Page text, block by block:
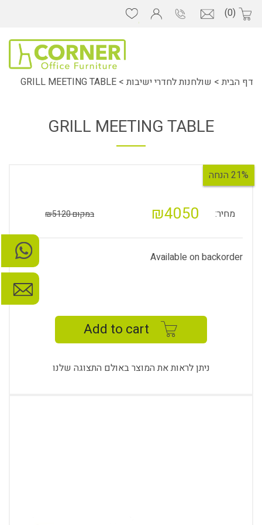
(0)
דף הבית > שולחנות לחדרי ישיבות >
GRILL MEETING TABLE
GRILL MEETING TABLE
21% הנחה
מחיר: ₪4050 במקום ₪5120
Available on backorder
Add to cart
ניתן לראות את המוצר באולם התצוגה שלנו